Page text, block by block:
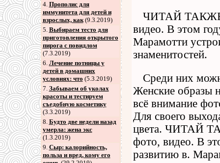
4. Прополис для
иммунитета для детей и
взрослых, как(9.3.2019)
5. Выбираем тесто для
приготовления открытого
пирога с повидлом
(7.3.2019)
6. Лечение потницы у
детей в домашних
условиях: что (5.3.2019)
7. Забываем об уколах
красоты и тестируем
съедобную косметику
(3.3.2019)
8. Будто две недели назад
умерла: жена экс
(1.3.2019)
9. Сыр: калорийность,
польза и вред, кому его
ЧИТАЙ
видео. В этом
Марамотти
знаменитостей.
Среди них
Женские образы
всё внимание
Для своего
цвета. ЧИТАЙ
фото, видео. В
развитию в.